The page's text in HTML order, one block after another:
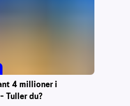
4 millioner i
Tuller du?